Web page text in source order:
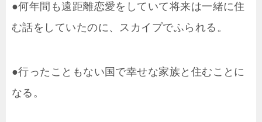
●何年間も遠距離恋愛をしていて将来は一緒に住
む話をしていたのに、スカイプでふられる。
●行ったこともない国で幸せな家族と住むことに
なる。